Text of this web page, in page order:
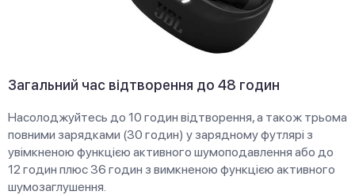
Загальний час відтворення до 48 годин
Насолоджуйтесь до 10 годин відтворення, а також трьома
повними зарядками (30 годин) у зарядному футлярі з
увімкненою функцією активного шумоподавлення або до
12 годин плюс 36 годин з вимкненою функцією активного
шумозаглушення.